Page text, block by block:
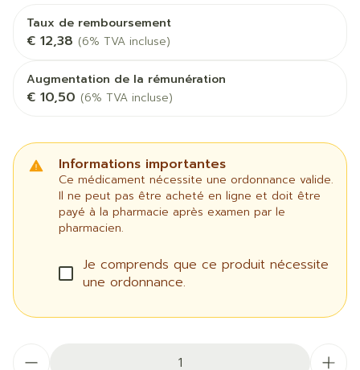
Taux de remboursement
€ 12,38 (6% TVA incluse)
Augmentation de la rémunération
€ 10,50 (6% TVA incluse)
Informations importantes
Ce médicament nécessite une ordonnance valide.
Il ne peut pas être acheté en ligne et doit être
payé à la pharmacie après examen par le
pharmacien.
Je comprends que ce produit nécessite
une ordonnance.